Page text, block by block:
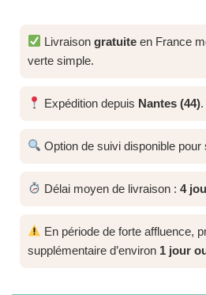
Livraisongratuite en France
verte simple.
Expédition depuis Nantes (44).
Option de suivi disponible pour
Délai moyen de livraison :4
En période de forte affluence,
supplémentaire d’environ 1 jour